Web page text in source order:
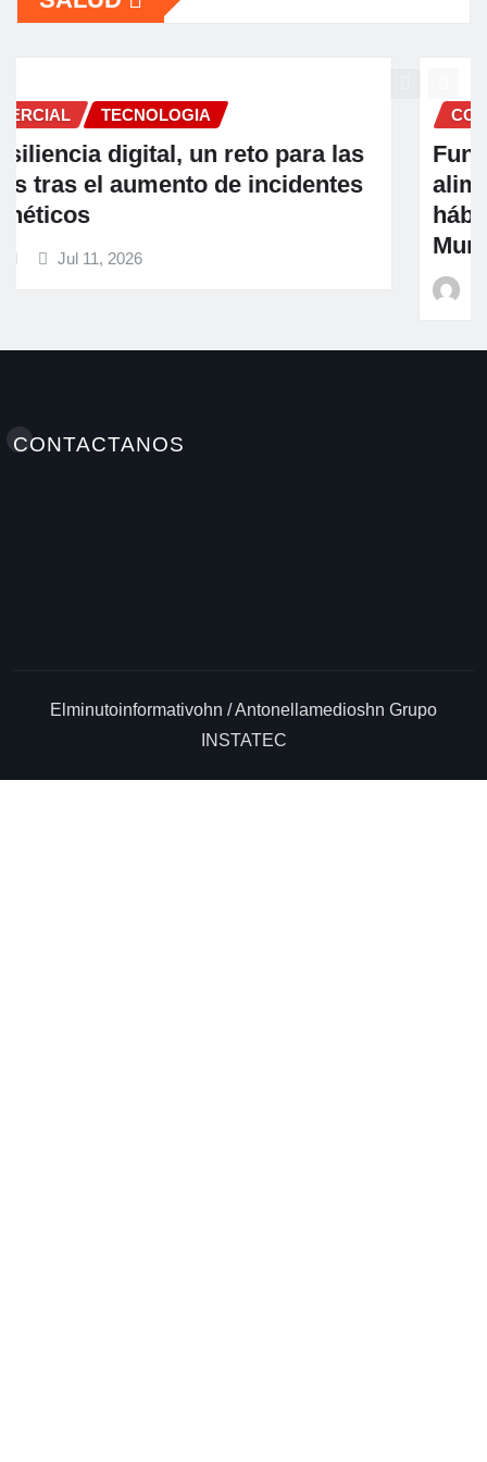
COMERCIAL
Fundación Ficohsa fortalece la
alimentación escolar y promueve
hábitos saludables junto al Programa
Elminutoinformativohn / Antonellamedioshn Grupo